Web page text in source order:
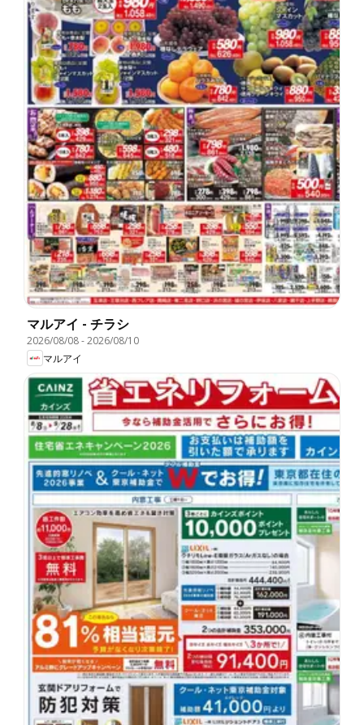
マルアイ - チラシ
2026/08/08-2026/08/10
マルアイ